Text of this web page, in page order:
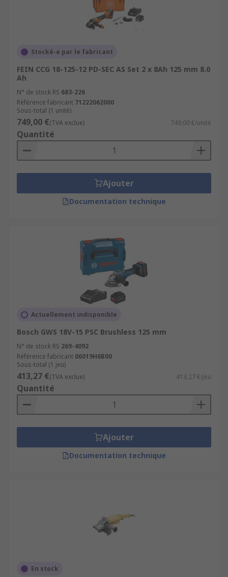
Stocké-e par le fabricant
FEIN CCG 18-125-12 PD-SEC AS Set 2 x 8Ah 125 mm 8.0
Ah
N° de stock RS 683-226
Référence fabricant 71222062000
Sous-total (1 unité)
749,00 €(TVA exclue) 749,00 €/unité
Quantité
Ajouter
Documentation technique
Actuellement indisponible
Bosch GWS 18V-15 PSC Brushless 125 mm
N° de stock RS 269-4092
Référence fabricant 06019H6B00
Sous-total (1 jeu)
413,27 €(TVA exclue) 413,27 €/jeu
Quantité
Ajouter
Documentation technique
En stock